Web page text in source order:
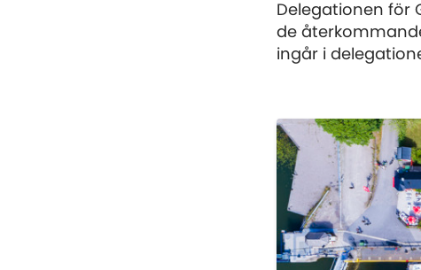
Delegationen för
de
ingår i